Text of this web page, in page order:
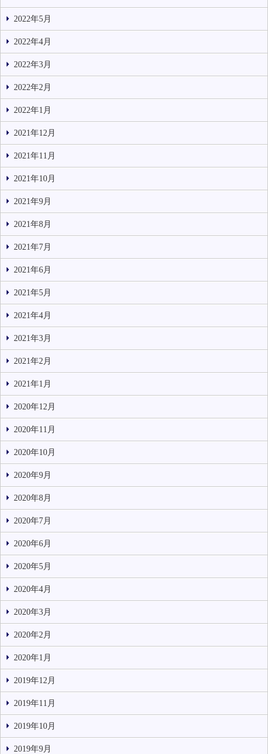
2022年5月
2022年4月
2022年3月
2022年2月
2022年1月
2021年12月
2021年11月
2021年10月
2021年9月
2021年8月
2021年7月
2021年6月
2021年5月
2021年4月
2021年3月
2021年2月
2021年1月
2020年12月
2020年11月
2020年10月
2020年9月
2020年8月
2020年7月
2020年6月
2020年5月
2020年4月
2020年3月
2020年2月
2020年1月
2019年12月
2019年11月
2019年10月
2019年9月